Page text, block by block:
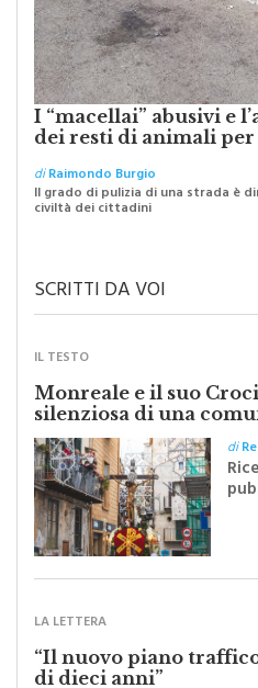
I “macellai” abusivi e
dei resti di animali per
diRaimondo Burgio
Il grado di pulizia di una strada è
civiltà dei cittadini
Monreale e il suo
silenziosa di una
di
“Il nuovo piano
di dieci anni”